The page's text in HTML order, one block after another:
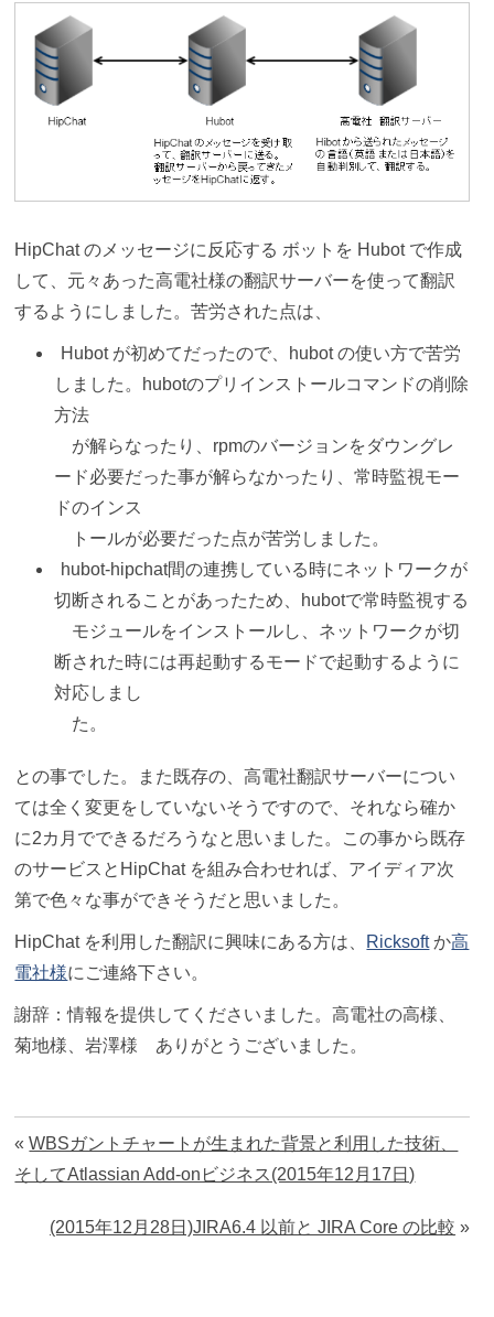
HipChat のメッセージに反応する ボットを Hubot で作成
して、元々あった高電社様の翻訳サーバーを使って翻訳
するようにしました。苦労された点は、
Hubot が初めてだったので、hubot の使い方で苦労
しました。hubotのプリインストールコマンドの削除
方法
が解らなったり、rpmのバージョンをダウングレ
ード必要だった事が解らなかったり、常時監視モー
ドのインス
トールが必要だった点が苦労しました。
hubot-hipchat間の連携している時にネットワークが
切断されることがあったため、hubotで常時監視する
モジュールをインストールし、ネットワークが切
断された時には再起動するモードで起動するように
対応しまし
た。
との事でした。また既存の、高電社翻訳サーバーについ
ては全く変更をしていないそうですので、それなら確か
に2カ月でできるだろうなと思いました。この事から既存
のサービスとHipChat を組み合わせれば、アイディア次
第で色々な事ができそうだと思いました。
HipChat を利用した翻訳に興味にある方は、 Ricksoftか高
電社様にご連絡下さい。
謝辞：情報を提供してくださいました。高電社の高様、
菊地様、岩澤様 ありがとうございました。
«WBSガントチャートが生まれた背景と利用した技術、
そしてAtlassian Add-onビジネス(2015年12月17日)
(2015年12月28日)JIRA6.4 以前と JIRA Core の比較 »